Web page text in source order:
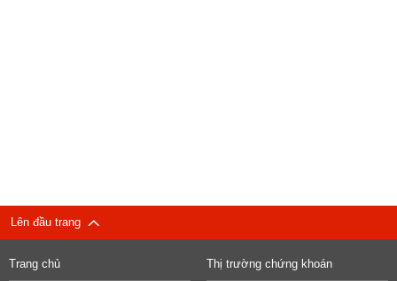
Lên đầu trang
Trang chủ Thị trường chứng khoán